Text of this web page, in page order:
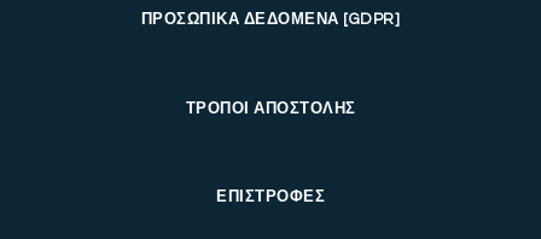
ΠΡΟΣΩΠΙΚΑ ΔΕΔΟΜΕΝΑ [GDPR]
ΤΡΟΠΟΙ ΑΠΟΣΤΟΛΗΣ
ΕΠΙΣΤΡΟΦΕΣ